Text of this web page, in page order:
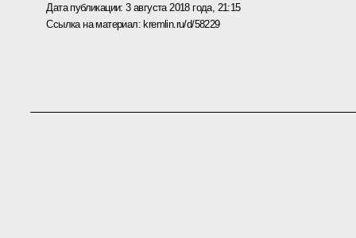
Дата публикации:3 августа 2018 года, 21:15
Ссылка на материал: kremlin.ru/d/58229